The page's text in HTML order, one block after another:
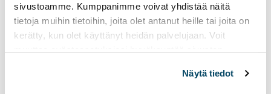
sivustoamme. Kumppanimme voivat yhdistää näitä
tietoja muihin tietoihin, joita olet antanut heille tai joita on
kerätty, kun olet käyttänyt heidän palvelujaan. Voit
Näytä tiedot